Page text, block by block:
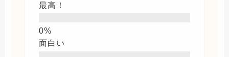
最高！
面白い